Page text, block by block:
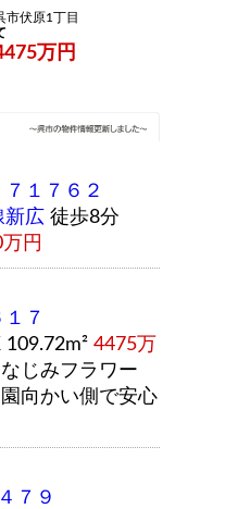
市伏原1丁目
万円
１７６２
新広 徒歩8分
円
７
109.72m² 4475万
じみフラワー
向かい側で安心
７９